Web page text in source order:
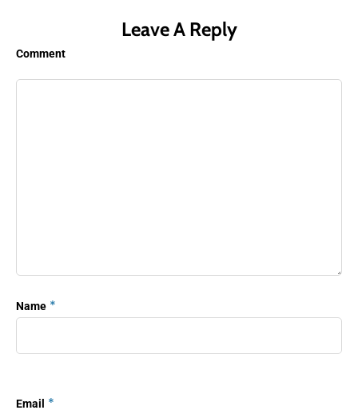
Leave A Reply
Comment
Name *
Email *